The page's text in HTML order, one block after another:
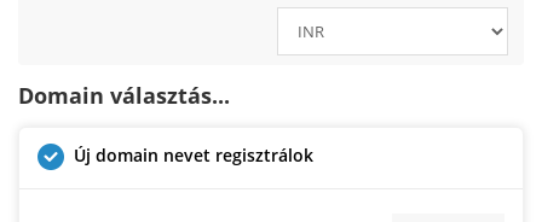
Domain választás...
Új domain nevet regisztrálok